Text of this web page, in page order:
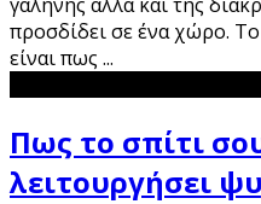
προσδίδει σε ένα χώρο.
είναι πως ...
Πως το σπίτι
λειτουργήσει